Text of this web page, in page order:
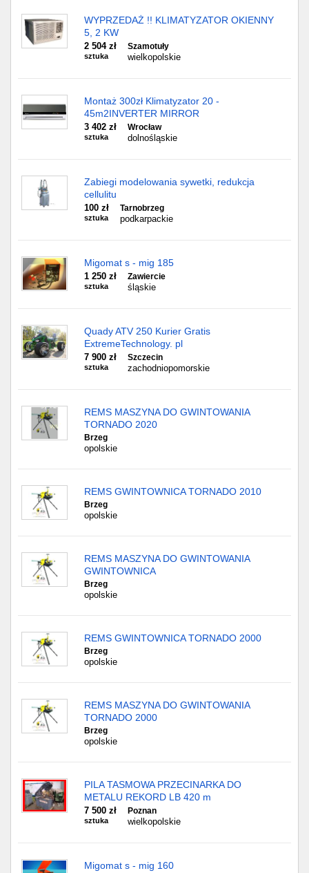
WYPRZEDAŻ !! KLIMATYZATOR OKIENNY
5, 2 KW
2 504 zł
sztuka
Szamotuły
wielkopolskie
Montaż 300zł Klimatyzator 20 -
45m2INVERTER MIRROR
3 402 zł
sztuka
Wrocław
dolnośląskie
Zabiegi modelowania sywetki, redukcja
cellulitu
100 zł
sztuka
Tarnobrzeg
podkarpackie
Migomat s - mig 185
1 250 zł
sztuka
Zawiercie
śląskie
Quady ATV 250 Kurier Gratis
ExtremeTechnology. pl
7 900 zł
sztuka
Szczecin
zachodniopomorskie
REMS MASZYNA DO GWINTOWANIA
TORNADO 2020
Brzeg
opolskie
REMS GWINTOWNICA TORNADO 2010
Brzeg
opolskie
REMS MASZYNA DO GWINTOWANIA
GWINTOWNICA
Brzeg
opolskie
REMS GWINTOWNICA TORNADO 2000
Brzeg
opolskie
REMS MASZYNA DO GWINTOWANIA
TORNADO 2000
Brzeg
opolskie
PILA TASMOWA PRZECINARKA DO
METALU REKORD LB 420 m
7 500 zł
sztuka
Poznan
wielkopolskie
Migomat s - mig 160